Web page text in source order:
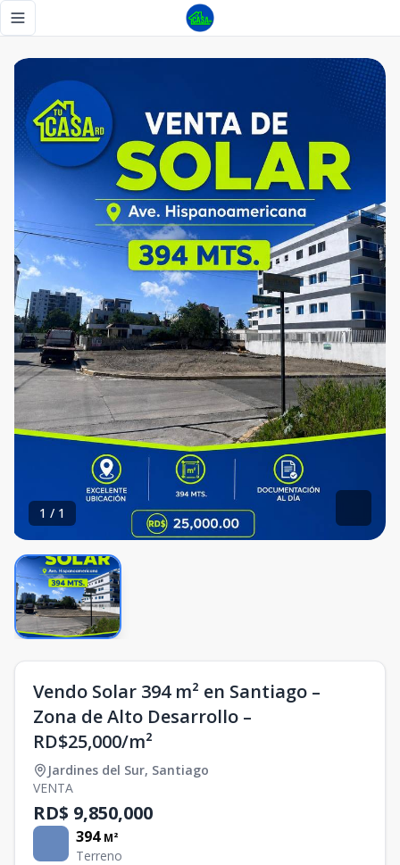
Toggle navigation menu
1 / 1
Vendo Solar 394 m² en Santiago –
Zona de Alto Desarrollo –
RD$25,000/m²
Jardines del Sur, Santiago
VENTA
RD$ 9,850,000
394 M²
Terreno
Vendo Solar 394 m² en Santiago – Zona de Alto Desarrollo